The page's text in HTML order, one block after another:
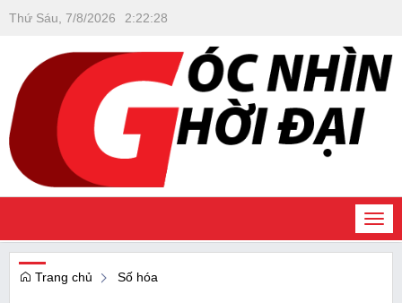
Thứ Sáu, 7/8/2026 2:22:29
Trang chủ Số hóa